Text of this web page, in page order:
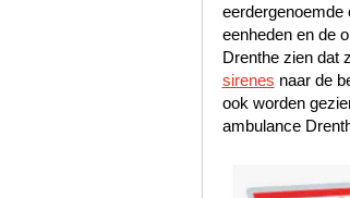
eerdergenoemde
eenheden en de
Drenthe zien dat
sirenes naar de
ook worden
ambulance